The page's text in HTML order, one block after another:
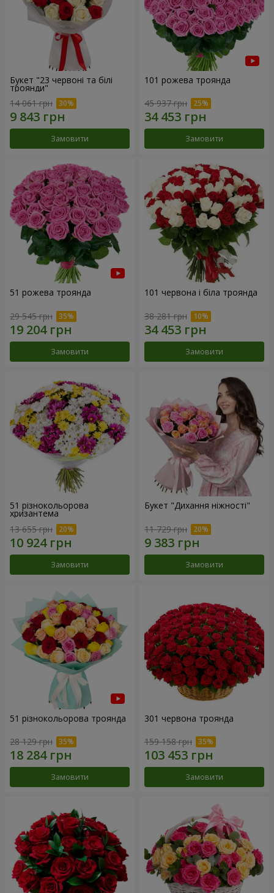
Букет "23 червоні та білі
троянди"
14 061 грн
Замовити
101 рожева троянда
45 937 грн
Замовити
51 рожева троянда
29 545 грн
Замовити
101 червона і біла троянда
38 281 грн
Замовити
51 різнокольорова
хризантема
13 655 грн
Замовити
Букет "Дихання ніжності"
11 729 грн
Замовити
51 різнокольорова троянда
28 129 грн
Замовити
301 червона троянда
159 158 грн
Замовити